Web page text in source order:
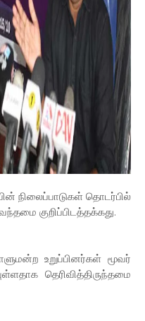
நிலைப்பாடுகள் தொடர்பில்
குறிப்பிடத்தக்கது.
உறுப்பினர்கள் மூவர்
தெரிவித்திருந்தமை